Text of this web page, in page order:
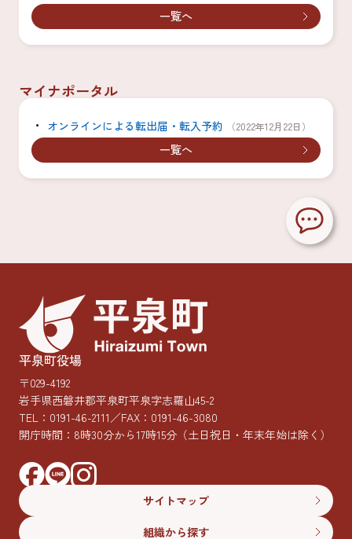
一覧へ
マイナポータル
オンラインによる転出届・転入予約 （2022年12月22日）
一覧へ
平泉町役場
〒029-4192
岩手県西磐井郡平泉町平泉字志羅山45-2
TEL： 0191-46-2111／FAX：0191-46-3080
開庁時間：8時30分から17時15分 （土日祝日・年末年始は除く）
サイトマップ
組織から探す